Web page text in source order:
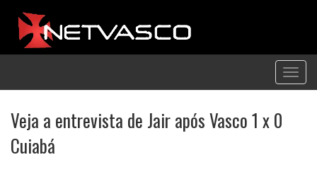
Veja a entrevista de Jair após Vasco 1 x 0
Cuiabá